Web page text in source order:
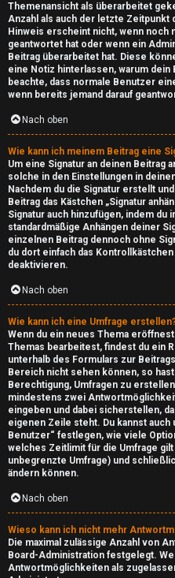
Themenansicht als überarbeitet
Anzahl als auch der letzte
Hinweis erscheint nicht, wenn noch
geantwortet hat oder wenn ein
Beitrag überarbeitet hat. Diese
eine Notiz hinterlassen, warum
beachte, dass normale Benutzer
wenn bereits jemand darauf
Nach oben
Wie kann ich meinem Beitrag eine
Um eine Signatur an deinen Beitrag
solche in den Einstellungen in
Nachdem du die Signatur erstellt
Beitrag das Kästchen „Signatur
Signatur auch hinzufügen, indem
standardmäßige Anhängen deiner
einzelnen Beitrag dennoch ohne
du dort einfach das Kontrollkästchen
deaktivieren.
Nach oben
Wie kann ich eine Umfrage
Wenn du ein neues Thema
Themas bearbeitest, findest du ein
unterhalb des Formulars zur
Bereich nicht sehen können, so
Berechtigung, Umfragen zu
mindestens zwei
eingeben und dabei sicherstellen,
eigenen Zeile steht. Du kannst
Benutzer“ festlegen, wie viele
welches Zeitlimit für die Umfrage
unbegrenzte Umfrage) und
ändern können.
Nach oben
Wieso kann ich nicht mehr
Die maximal zulässige Anzahl von
Board-Administration festgelegt.
Antwortmöglichkeiten als
T
S
-
S
e
r
v
e
r
↳
D
o
w
n
l
o
a
d